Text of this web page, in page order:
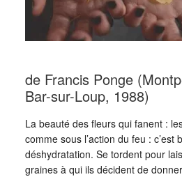
de Francis Ponge
Bar-sur-Loup, 1988)
La beauté des fleurs qui fanent :
comme sous l’action du feu : c’est
déshydratation. Se tordent pour
graines à qui ils décident de